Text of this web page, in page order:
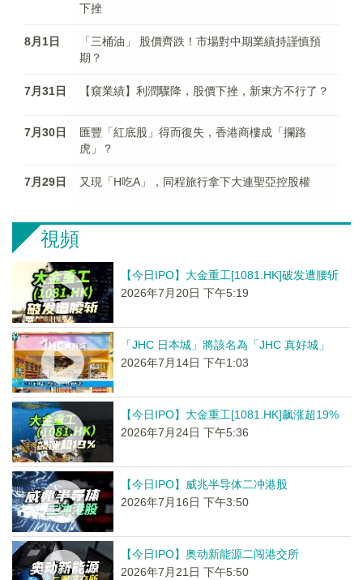
下挫
8月1日
「三桶油」 股價齊跌！市場對中期業績持謹慎預
期？
7月31日 【窺業績】利潤驟降，股價下挫，新東方不行了？
7月30日
匯豐「紅底股」得而復失，香港商樓成「攔路
虎」？
7月29日 又現「H吃A」，同程旅行拿下大連聖亞控股權
視頻
【今日IPO】大金重工[1081.HK]破发遭腰斩
2026年7月20日 下午5:19
「JHC 日本城」將該名為「JHC 真好城」
2026年7月14日 下午1:03
【今日IPO】大金重工[1081.HK]飙涨超19%
2026年7月24日 下午5:36
【今日IPO】威兆半导体二冲港股
2026年7月16日 下午3:50
【今日IPO】奥动新能源二闯港交所
2026年7月21日 下午5:50